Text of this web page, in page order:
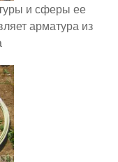
и сферы ее
арматура из